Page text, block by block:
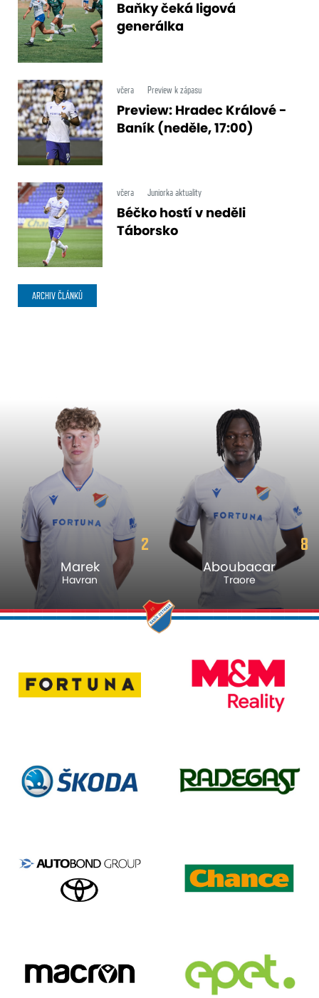
Baňky čeká ligová
generálka
včera Preview k zápasu
Preview: Hradec Králové -
Baník (neděle, 17:00)
včera Juniorka aktuality
Béčko hostí v neděli
Táborsko
ARCHIV ČLÁNKŮ
2
Marek
Havran
8
Aboubacar
Traore